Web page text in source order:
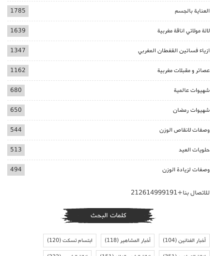
العناية بالجسم 1785
لالة مولاتي اناقة مغربية 1639
ازياء فساتين القفطان المغربي 1347
عصائر و مقبلات مغربية 1162
شهيوات عالمية 680
شهيوات رمضان 650
وصفات لانقاص الوزن 544
حلويات العيد 513
وصفات لزيادة الوزن 494
للاتصال بنا+212614999191
كلمات البحث
أخبار الفنانين(104) أخبار المشاهير(118) ابتسام تسكت(120)